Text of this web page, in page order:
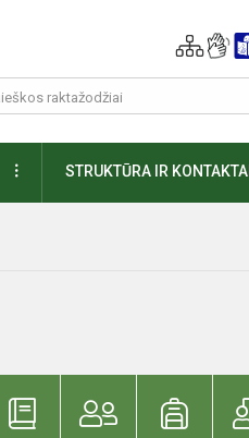
DAUGIAUSTRUKTŪRA IR KONTAKTAI